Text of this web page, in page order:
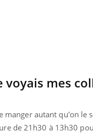
mes
manger autant qu'on le
de 21h30 à 13h30